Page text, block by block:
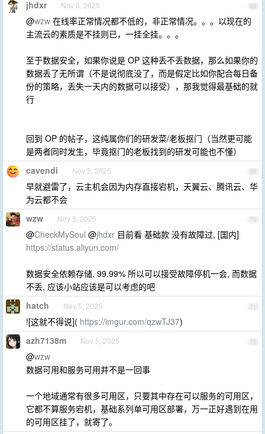
68
jhdxr Nov 5, 2025
@wzw 在线率正常情况都不低的，非正常情况。。。以现在的
主流云的素质是不挂则已，一挂全挂。。。
至于数据安全，如果你说是 OP 这种丢不丢数据，那么如果你的
数据丢了无所谓（不是说彻底没了，而是假定比如你配合每日备
份的策略，丢失一天内的数据可以接受），那我觉得最基础的就
行
回到 OP 的帖子，这纯属你们的研发菜/老板抠门（当然更可能
是两者同时发生，毕竟抠门的老板找到的研发可能也不懂）
69
cavendi Nov 5, 2025
早就避雷了，云主机会因为内存直接宕机，天翼云、腾讯云、华
为云都不会
70
wzw Nov 5, 2025
@CheckMySoul @jhdxr 目前看 基础款 没有故障过, [国内]
https://status.aliyun.com/
数据安全依赖存储, 99.99% 所以可以接受故障停机一会, 而数据
不丢, 应该小站应该是可以考虑的吧
71
hatch Nov 5, 2025
![这就不得说]( https://imgur.com/qzwTJ37)
72
azh7138m Nov 5, 2025
@wzw
数据可用和服务可用并不是一回事
一个地域通常有很多可用区，只要其中存在可以服务的可用区，
它都不算服务宕机，基础系列单可用区部署，万一正好遇到在用
的可用区挂了，就寄了。